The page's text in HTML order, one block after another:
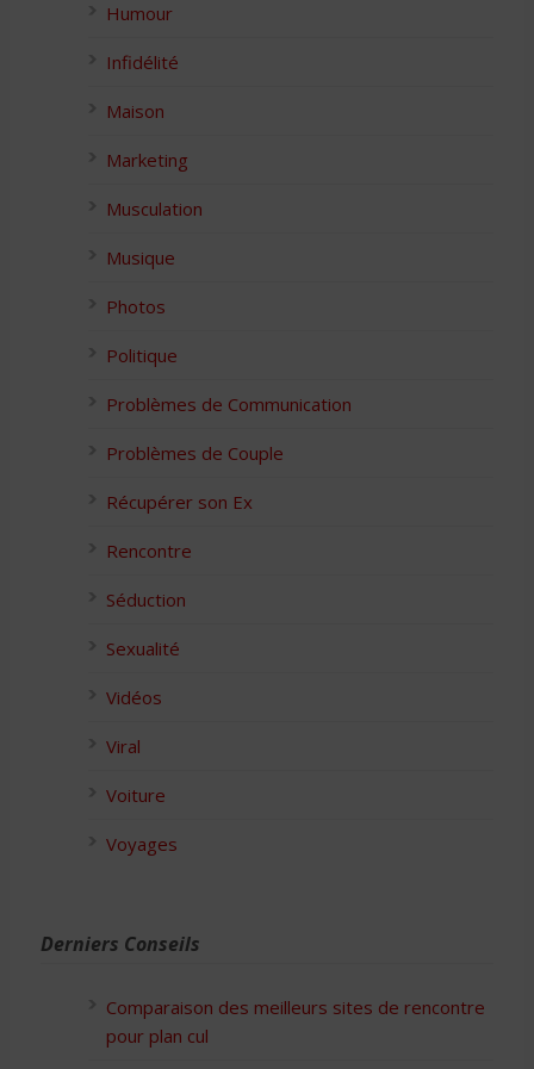
Humour
Infidélité
Maison
Marketing
Musculation
Musique
Photos
Politique
Problèmes de Communication
Problèmes de Couple
Récupérer son Ex
Rencontre
Séduction
Sexualité
Vidéos
Viral
Voiture
Voyages
Derniers Conseils
Comparaison des meilleurs sites de rencontre
pour plan cul